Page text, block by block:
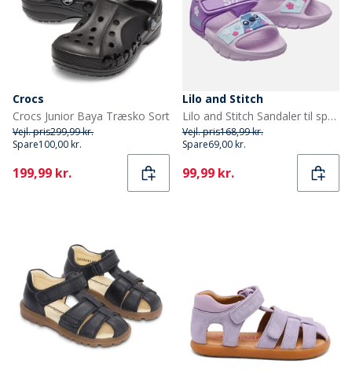
Crocs
Crocs Junior Baya Træsko Sort
Vejl. pris299,99 kr.
Spare100,00 kr.
Current
199,99 kr.
Lilo and Stitch
Lilo and Stitch Sandaler til spædBørn med ankelrem Lilac
Vejl. pris168,99 kr.
Spare69,00 kr.
Current
99,99 kr.